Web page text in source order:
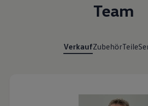
Team
VerkaufZubehörTeile